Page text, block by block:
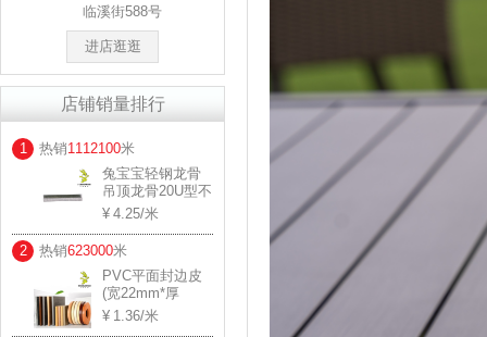
临溪街588号
进店逛逛
店铺销量排行
1 热销1112100米
兔宝宝轻钢龙骨
吊顶龙骨20U型不
等边 规格：
0.45*20*30 用料
厚度：0.41-0.44
4.25/米
2 热销623000米
PVC平面封边皮
(宽22mm*厚
1.2mm)
1.36/米